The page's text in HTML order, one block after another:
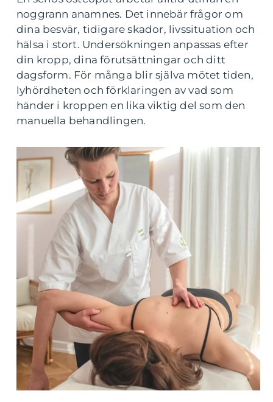
noggrann anamnes. Det innebär frågor om
dina besvär, tidigare skador, livssituation och
hälsa i stort. Undersökningen anpassas efter
din kropp, dina förutsättningar och ditt
dagsform. För många blir själva mötet tiden,
lyhördheten och förklaringen av vad som
händer i kroppen en lika viktig del som den
manuella behandlingen.